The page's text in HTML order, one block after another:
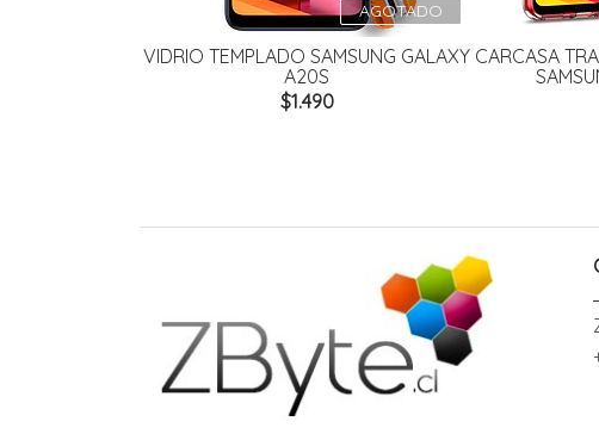
AGOTADO
VIDRIO TEMPLADO SAMSUNG GALAXY
A20S
$1.490
CARCASA